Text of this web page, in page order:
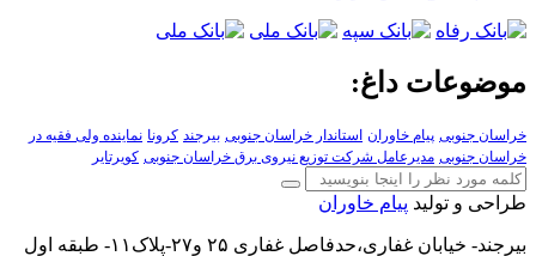
موضوعات داغ:
خراسان جنوبی پیام خاوران استاندار خراسان جنوبی بیرجند کرونا نماینده ولی فقیه در
خراسان جنوبی مدیرعامل شرکت توزیع نیروی برق خراسان جنوبی کویرتایر
طراحی و تولید پیام خاوران
بیرجند- خیابان غفاری،حدفاصل غفاری ۲۵ و۲۷-پلاک۱۱- طبقه اول